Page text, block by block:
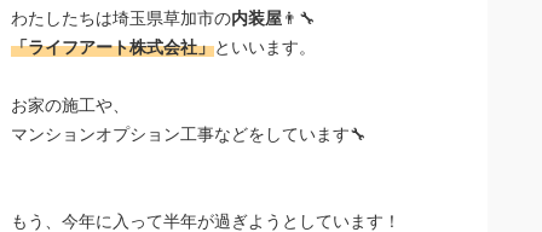
わたしたちは埼玉県草加市の内装屋👨‍🔧
「ライフアート株式会社」といいます。
お家の施工や、
マンションオプション工事などをしています🔧
もう、今年に入って半年が過ぎようとしています！